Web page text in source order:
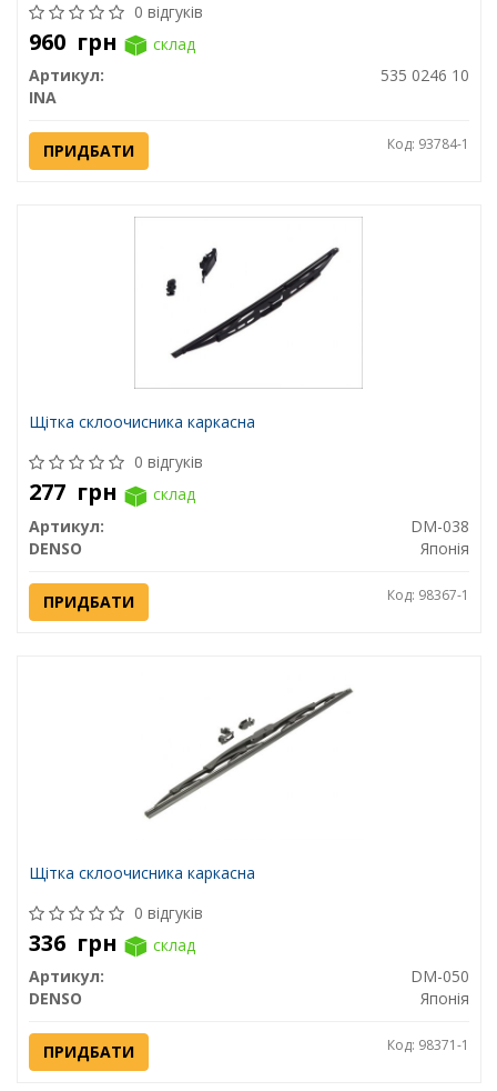
0 відгуків
960 грн
склад
Артикул:
535 0246 10
INA
ПРИДБАТИ Код: 93784-1
Щітка склоочисника каркасна
0 відгуків
277 грн
склад
Артикул:
DM-038
DENSO
Японія
ПРИДБАТИ Код: 98367-1
Щітка склоочисника каркасна
0 відгуків
336 грн
склад
Артикул:
DM-050
DENSO
Японія
ПРИДБАТИ Код: 98371-1